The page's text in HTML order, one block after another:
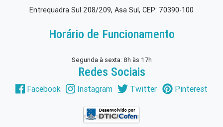
Entrequadra Sul 208/209, Asa Sul, CEP: 70390-100
Horário de Funcionamento
Segunda à sexta: 8h às 17h
Redes Sociais
Facebook Instagram Twitter Pinterest